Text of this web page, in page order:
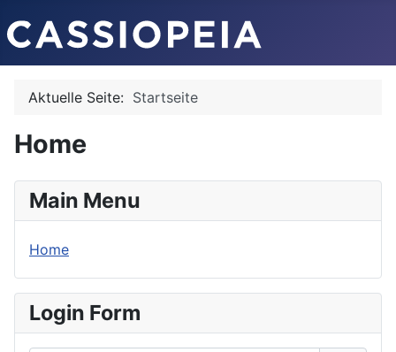
Aktuelle Seite: Startseite
Home
Main Menu
Home
Login Form